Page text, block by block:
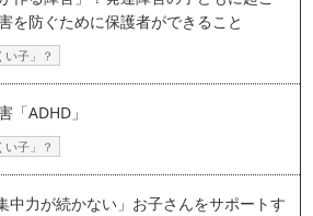
を防ぐために保護者ができること
い子」？
「ADHD」
い子」？
中力が続かない」お子さんをサポートす